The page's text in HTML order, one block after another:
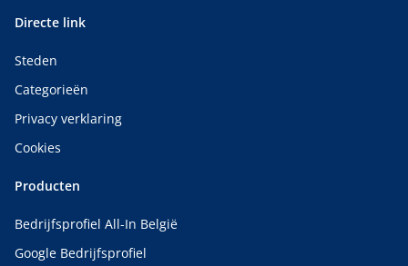
Directe link
Steden
Categorieën
Privacy verklaring
Cookies
Producten
Bedrijfsprofiel All-In België
Google Bedrijfsprofiel